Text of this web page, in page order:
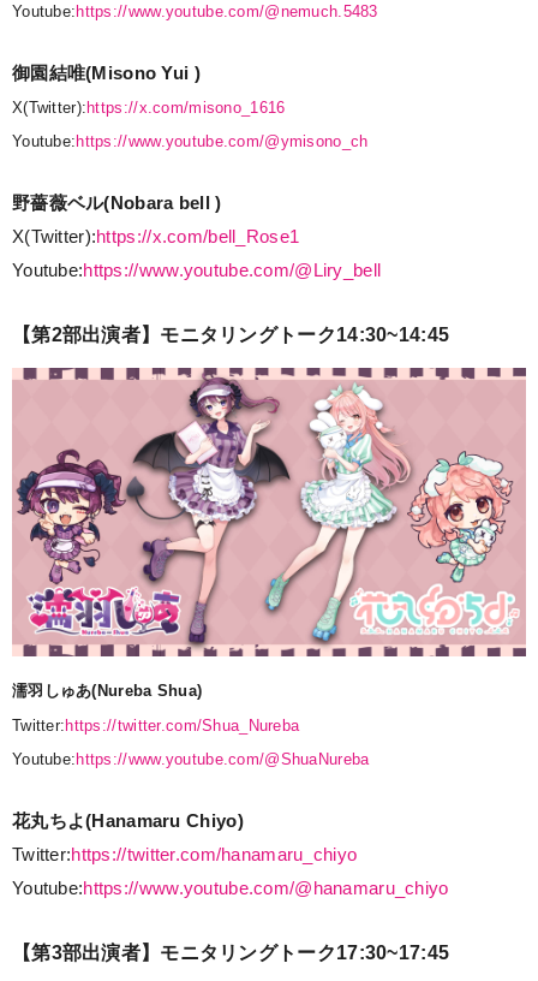
Youtube:https://www.youtube.com/@nemuch.5483
御園結唯(Misono Yui )
X(Twitter):https://x.com/misono_1616
Youtube:https://www.youtube.com/@ymisono_ch
野薔薇ベル(Nobara bell )
X(Twitter):https://x.com/bell_Rose1
Youtube:https://www.youtube.com/@Liry_bell
【第2部出演者】モニタリングトーク14:30~14:45
濡羽しゅあ(Nureba Shua)
Twitter: https://twitter.com/Shua_Nureba
Youtube: https://www.youtube.com/@ShuaNureba
花丸ちよ(Hanamaru Chiyo)
Twitter:https://twitter.com/hanamaru_chiyo
Youtube:https://www.youtube.com/@hanamaru_chiyo
【第3部出演者】モニタリングトーク17:30~17:45